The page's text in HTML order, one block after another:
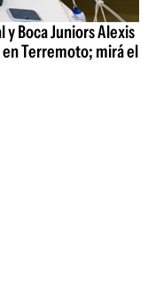
Boca Juniors Alexis
Terremoto; mirá el